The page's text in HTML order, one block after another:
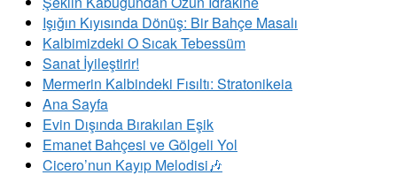
Işığın Kıyısında Dönüş: Bir Bahçe Masalı
Kalbimizdeki O Sıcak Tebessüm
Sanat İyileştirir!
Mermerin Kalbindeki Fısıltı: Stratonikeia
Ana Sayfa
Evin Dışında Bırakılan Eşik
Emanet Bahçesi ve Gölgeli Yol
Cicero’nun Kayıp Melodisi🎶